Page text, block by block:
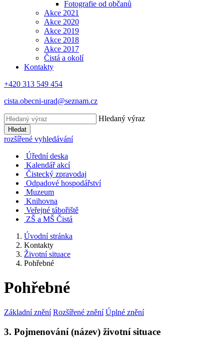
Fotografie od občanů
Akce 2021
Akce 2020
Akce 2019
Akce 2018
Akce 2017
Čistá a okolí
Kontakty
+420 313 549 454
cista.obecni-urad@seznam.cz
Hledaný výraz
Hledat
rozšířené vyhledávání
Úřední deska
Kalendář akcí
Čistecký zpravodaj
Odpadové hospodářství
Muzeum
Knihovna
Veřejné tábořiště
ZŠ a MŠ Čistá
Úvodní stránka
Kontakty
Životní situace
Pohřebné
Pohřebné
Základní znění Rozšířené znění Úplné znění
3. Pojmenování (název) životní situace